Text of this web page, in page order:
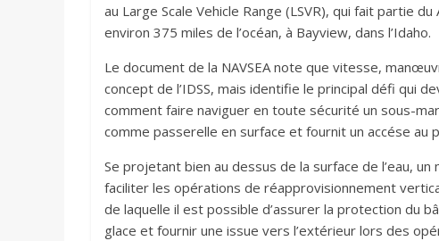
au Large Scale Vehicle Range (LSVR), qui fait partie
environ 375 miles de l’océan, à Bayview, dans l’Idaho.
Le document de la NAVSEA note que vitesse,
concept de l’IDSS, mais identifie le principal défi qui
comment faire naviguer en toute sécurité un sous-
comme passerelle en surface et fournit un accése au
Se projetant bien au dessus de la surface de l’eau,
faciliter les opérations de réapprovisionnement
de laquelle il est possible d’assurer la protection du
glace et fournir une issue vers l’extérieur lors des